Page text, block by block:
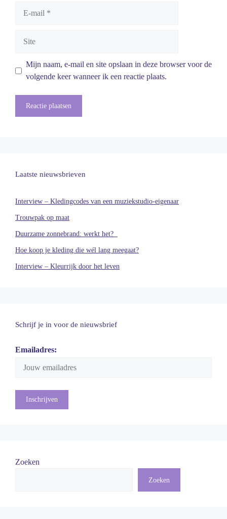
Mijn naam, e-mail en site opslaan in deze browser voor de
volgende keer wanneer ik een reactie plaats.
Laatste nieuwsbrieven
Interview – Kledingcodes van een muziekstudio-eigenaar
Trouwpak op maat
Duurzame zonnebrand: werkt het?
Hoe koop je kleding die wél lang meegaat?
Interview – Kleurrijk door het leven
Schrijf je in voor de nieuwsbrief
Emailadres:
Zoeken
Zoeken